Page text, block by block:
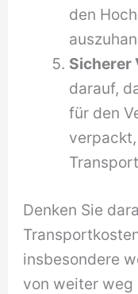
den
Sicherer
darauf,
für den
Denken Sie
insbesondere
von weiter weg